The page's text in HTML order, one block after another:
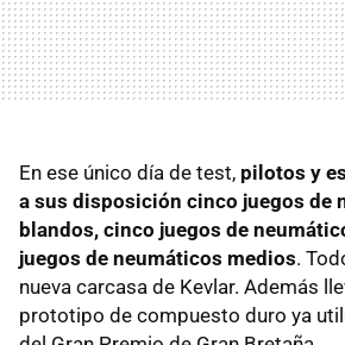
En ese único día de test, pilotos y
a sus disposición cinco juegos de
blandos, cinco juegos de
juegos de neumáticos medios.
nueva carcasa de Kevlar. Además
prototipo de compuesto duro ya